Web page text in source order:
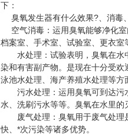
下：
臭氧发生器有什么效果?、消毒
空气消毒：运用臭氧能够净化室
档案室、手术室、试验室、更衣室
水处理：试验表明，臭氧在水中
染和有害副产物。是现在十分受
泳池水处理、海产养殖水处理等方
污水处理：运用臭氧可到达污水
水、洗刷污水等等。臭氧在水里
废气处理：臭氧用于废气处理是
快、*次污染等诸多优势。